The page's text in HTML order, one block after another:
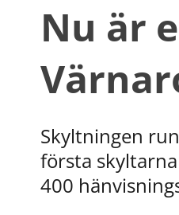
Nu är
Skyltningen
första
400